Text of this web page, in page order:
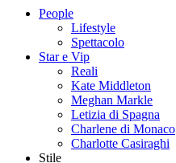
People
Lifestyle
Spettacolo
Star e Vip
Reali
Kate Middleton
Meghan Markle
Letizia di Spagna
Charlene di Monaco
Charlotte Casiraghi
Stile